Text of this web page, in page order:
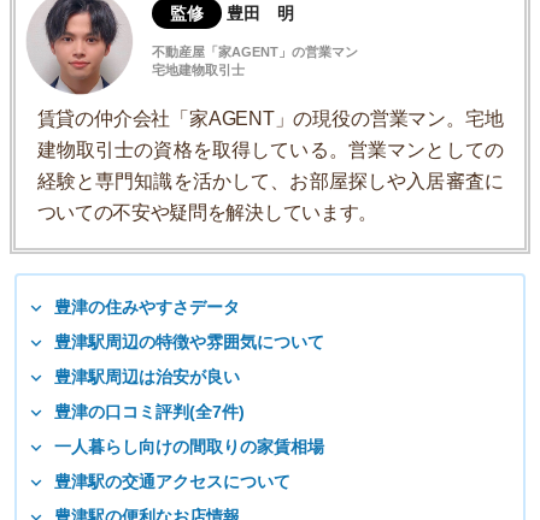
監修 豊田 明
不動産屋「家AGENT」の営業マン
宅地建物取引士
賃貸の仲介会社「家AGENT」の現役の営業マン。宅地
建物取引士の資格を取得している。営業マンとしての
経験と専門知識を活かして、お部屋探しや入居審査に
ついての不安や疑問を解決しています。
豊津の住みやすさデータ
豊津駅周辺の特徴や雰囲気について
豊津駅周辺は治安が良い
豊津の口コミ評判(全7件)
一人暮らし向けの間取りの家賃相場
豊津駅の交通アクセスについて
豊津駅の便利なお店情報